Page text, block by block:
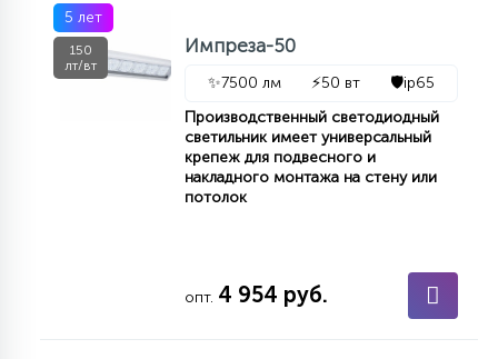
С УПРАВЛЕНИЕМ
АКСЕССУАРЫ
5 лет
150
лт/вт
Импреза-50
✨7500 лм ⚡50 вт 🛡️ip65
Производственный светодиодный
светильник имеет универсальный
крепеж для подвесного и
накладного монтажа на стену или
потолок
опт. 4 954 руб.